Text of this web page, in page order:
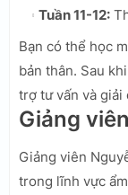
Tuần 11-12:
Bạn có thể học
bản thân. Sau
trợ tư vấn và giải
Giảng
Giảng viên
trong lĩnh vực